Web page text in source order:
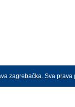
zagrebačka. Sva prava